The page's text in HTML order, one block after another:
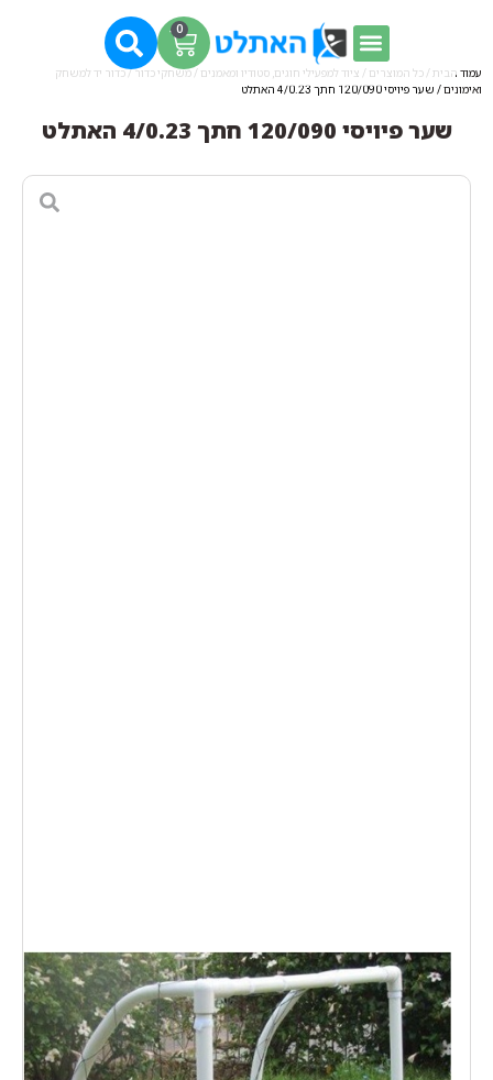
0
עמוד הבית / כל המוצרים / ציוד למפעילי חוגים, סטודיו ומאמנים / משחקי כדור/כדור יד למשחק
ואימונים/ שער פיויסי 120/090 חתך 4/0.23 האתלט
שער פיויסי 120/090 חתך 4/0.23 האתלט